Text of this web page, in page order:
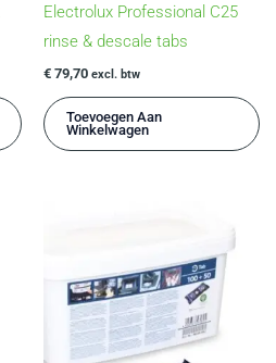
Electrolux Professional C25
rinse & descale tabs
€ 79,70 excl. btw
Toevoegen Aan
Winkelwagen